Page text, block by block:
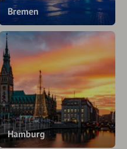
Bremen
Hamburg